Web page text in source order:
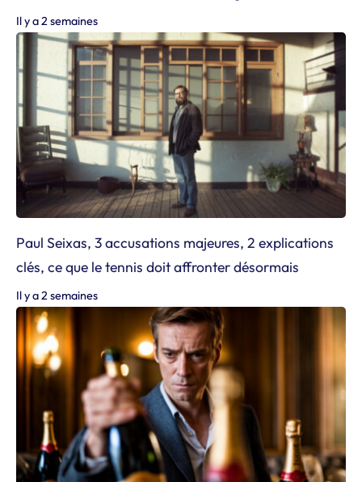
Il y a 2 semaines
Paul Seixas, 3 accusations majeures, 2 explications
clés, ce que le tennis doit affronter désormais
Il y a 2 semaines